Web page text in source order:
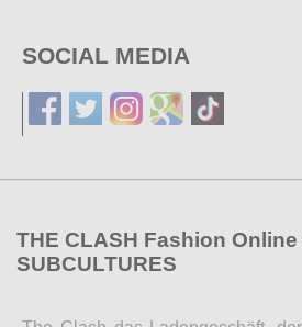
SOCIAL MEDIA
THE CLASH Fashion
SUBCULTURES